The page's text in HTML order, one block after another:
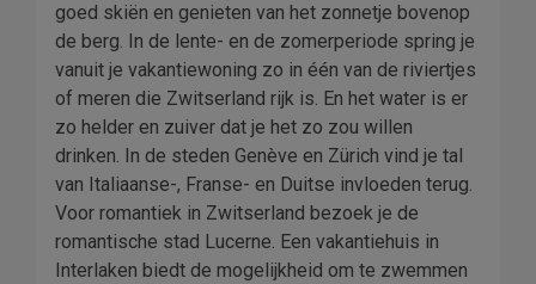
goed skiën en genieten van het zonnetje bovenop
de berg. In de lente- en de zomerperiode spring je
vanuit je vakantiewoning zo in één van de riviertjes
of meren die Zwitserland rijk is. En het water is er
zo helder en zuiver dat je het zo zou willen
drinken. In de steden Genève en Zürich vind je tal
van Italiaanse-, Franse- en Duitse invloeden terug.
Voor romantiek in Zwitserland bezoek je de
romantische stad Lucerne. Een vakantiehuis in
Interlaken biedt de mogelijkheid om te zwemmen